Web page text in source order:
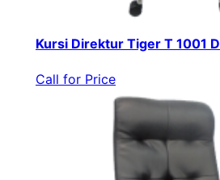
Kursi Direktur Tiger T 1001 D
Call for Price